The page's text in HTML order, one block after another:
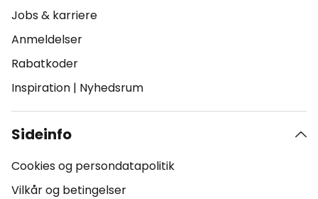
Jobs & karriere
Anmeldelser
Rabatkoder
Inspiration | Nyhedsrum
Sideinfo
Cookies og persondatapolitik
Vilkår og betingelser